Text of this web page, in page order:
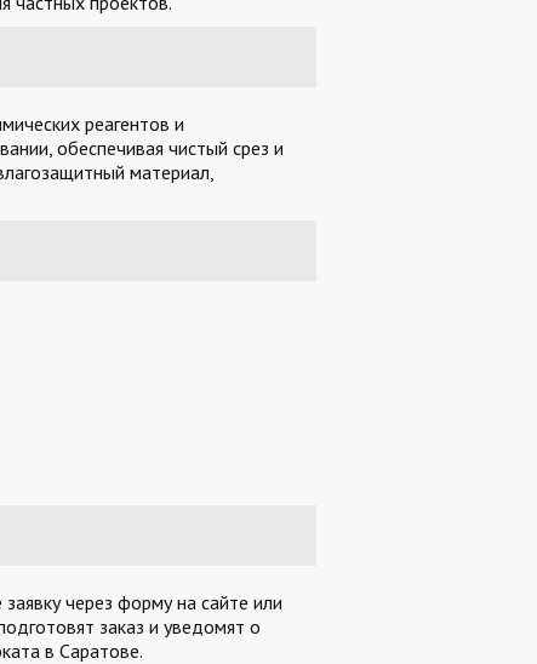
реагентов и
обеспечивая чистый срез и
материал,
через форму на сайте или
заказ и уведомят о
в Саратове.